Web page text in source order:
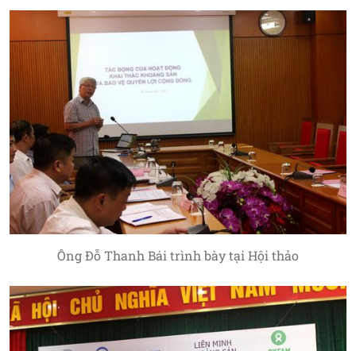
Ông Đỗ Thanh Bái trình bày tại Hội thảo